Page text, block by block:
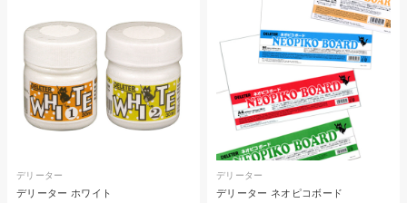
デリーター
デリーター ホワイト
デリーター
デリーター ネオピコボード